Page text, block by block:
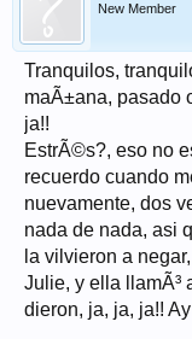
New Member
Tranquilos,
maÃ±ana, pasado
ja!!
EstrÃ©s?, eso no
recuerdo cuando
nuevamente, dos
nada de nada, asi
la vilvieron a
Julie, y ella llamÃ³
dieron, ja, ja, ja!!